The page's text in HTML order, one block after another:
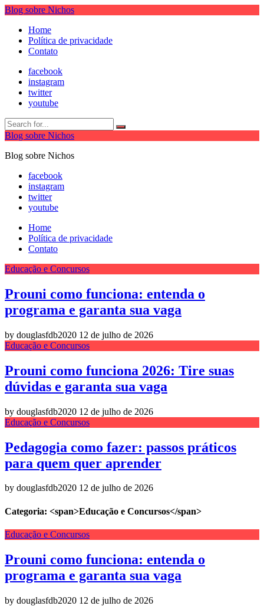
Blog sobre Nichos
Home
Política de privacidade
Contato
facebook
instagram
twitter
youtube
Blog sobre Nichos
Blog sobre Nichos
facebook
instagram
twitter
youtube
Home
Política de privacidade
Contato
Educação e Concursos
Prouni como funciona: entenda o
programa e garanta sua vaga
by douglasfdb2020 12 de julho de 2026
Educação e Concursos
Prouni como funciona 2026: Tire suas
dúvidas e garanta sua vaga
by douglasfdb2020 12 de julho de 2026
Educação e Concursos
Pedagogia como fazer: passos práticos
para quem quer aprender
by douglasfdb2020 12 de julho de 2026
Categoria: <span>Educação e Concursos</span>
Educação e Concursos
Prouni como funciona: entenda o
programa e garanta sua vaga
by douglasfdb2020 12 de julho de 2026